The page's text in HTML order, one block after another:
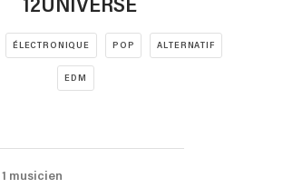
12UNIVERSE
ÉLECTRONIQUE POP ALTERNATIF
EDM
1 musicien